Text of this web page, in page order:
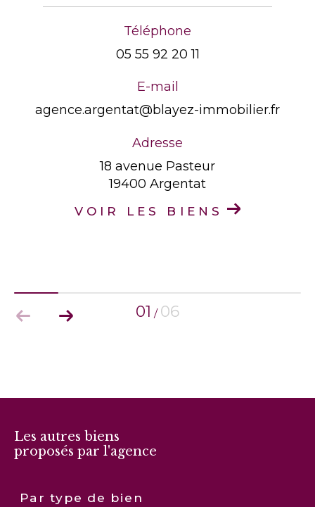
Téléphone
05 55 92 20 11
E-mail
agence.argentat@blayez-immobilier.fr
Adresse
18 avenue Pasteur
19400 Argentat
VOIR LES BIENS
01 / 06
Les autres biens
proposés par l'agence
Par type de bien